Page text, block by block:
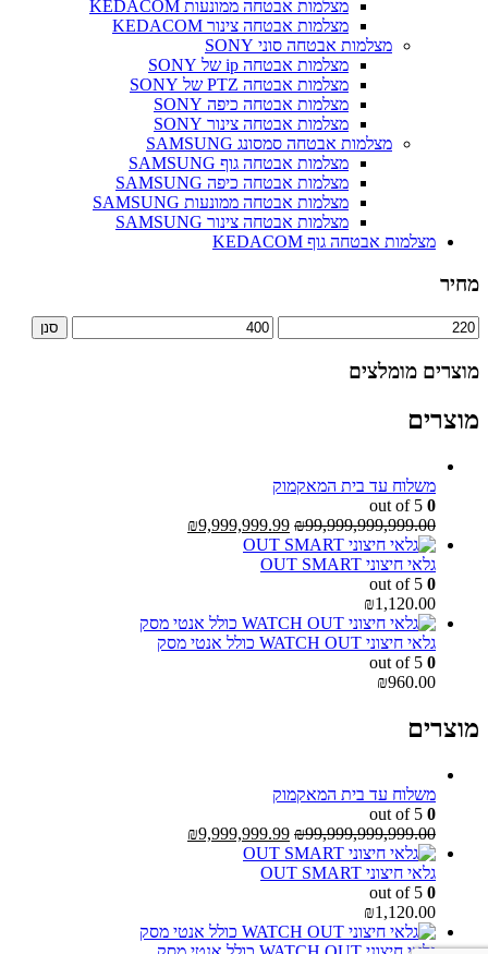
מצלמות אבטחה ממונעות KEDACOM
מצלמות אבטחה צינור KEDACOM
מצלמות אבטחה סוני SONY
מצלמות אבטחה ip של SONY
מצלמות אבטחה PTZ של SONY
מצלמות אבטחה כיפה SONY
מצלמות אבטחה צינור SONY
מצלמות אבטחה סמסונג SAMSUNG
מצלמות אבטחה גוף SAMSUNG
מצלמות אבטחה כיפה SAMSUNG
מצלמות אבטחה ממונעות SAMSUNG
מצלמות אבטחה צינור SAMSUNG
מצלמות אבטחה גוף KEDACOM
מחיר
מחיר
מינימלי
מחיר
מקסימלי
סנן
מוצרים מומלצים
מוצרים
משלוח עד בית המאקמוק
0
₪99,999,999,999.00
המחיר
המקורי
היה:
₪9,999,999.99
גלאי חיצוני OUT SMART
0
₪1,120.00
גלאי חיצוני WATCH OUT כולל אנטי מסק
0
₪960.00
מוצרים
משלוח עד בית המאקמוק
0
₪99,999,999,999.00
המחיר
המקורי
היה:
₪9,999,999.99
גלאי חיצוני OUT SMART
0
₪1,120.00